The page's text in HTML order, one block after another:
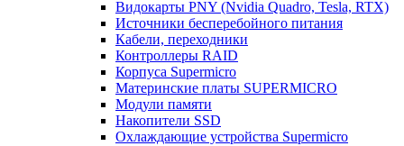
Видокарты PNY (Nvidia Quadro, Tesla, RTX)
Источники бесперебойного питания
Кабели, переходники
Контроллеры RAID
Корпуса Supermicro
Материнские платы SUPERMICRO
Модули памяти
Накопители SSD
Охлаждающие устройства Supermicro